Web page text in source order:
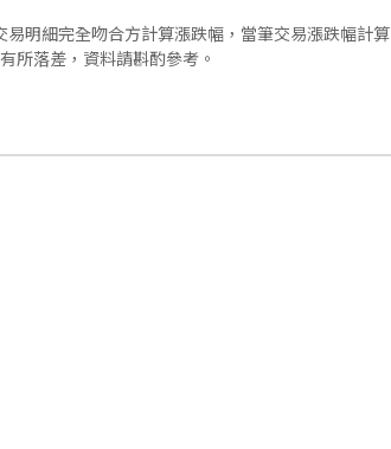
明細完全吻合方計算漲跌幅，當筆交易漲跌幅計算
所落差，資料請斟酌參考。